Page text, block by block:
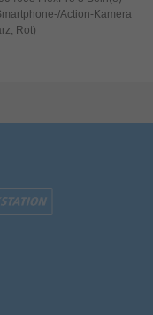
Action-Kamera
Rot)